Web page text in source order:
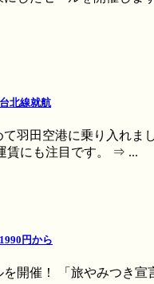
北線就航
羽田空港に乗り入れ
賃にも注目です。 ⇒ ...
円から
開催！ 「旅やみつき